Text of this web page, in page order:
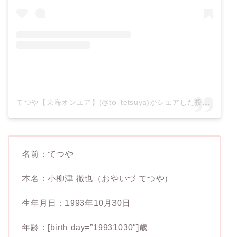
名前：てつや
本名：小柳津 徹也（おやいづ てつや）
生年月日：1993年10月30日
年齢：[birth day=”19931030″]歳